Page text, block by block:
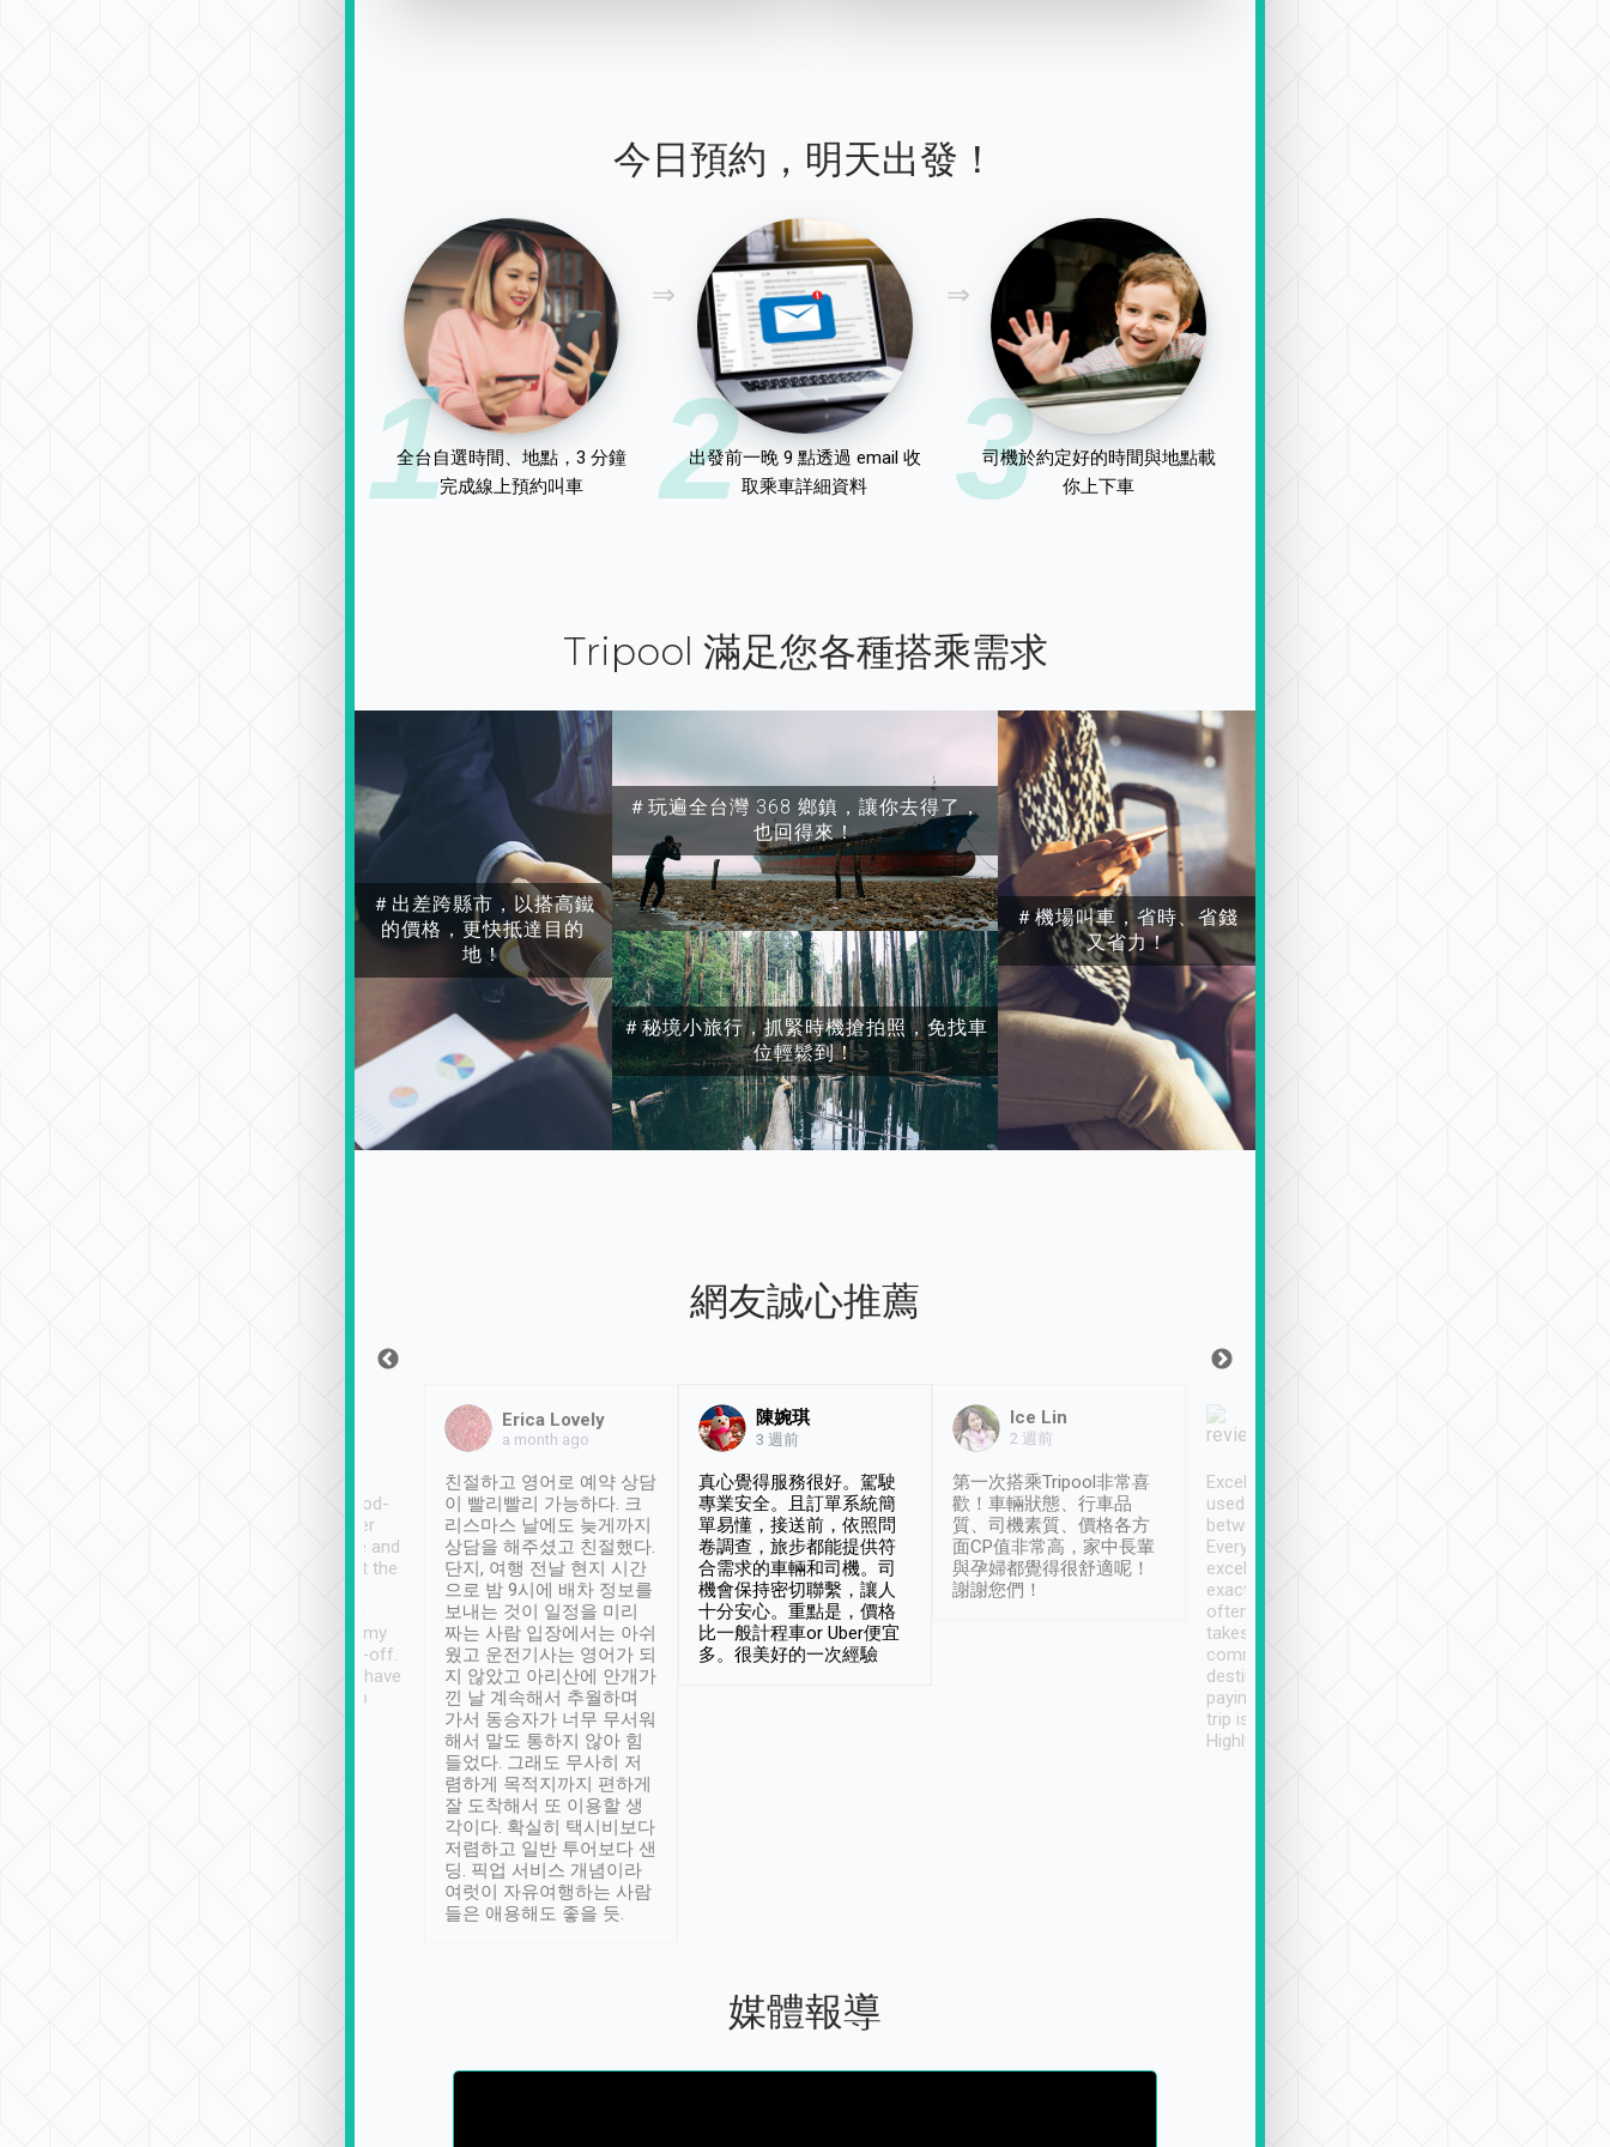
今日預約，明天出發！
1
全台自選時間、地點，3 分鐘
完成線上預約叫車
2
出發前一晚 9 點透過 email 收
取乘車詳細資料
3
司機於約定好的時間與地點載
你上下車
Tripool 滿足您各種搭乘需求
＃出差跨縣市，以搭高鐵
的價格，更快抵達目的
地！
＃玩遍全台灣 368 鄉鎮，讓你去得了，
也回得來！
＃秘境小旅行，抓緊時機搶拍照，免找車
位輕鬆到！
＃機場叫車，省時、省錢
又省力！
網友誠心推薦
service, vehicles in good-
condition and the driver
service was awesome and
thoughtful. Driver went the
have safely arrived at my
destination after drop-off.
Definitely something I have
not seen elsewhere 👍
Erica Lovely
a month ago
친절하고 영어로 예약 상담
이 빨리빨리 가능하다. 크
리스마스 날에도 늦게까지
상담을 해주셨고 친절했다.
단지, 여행 전날 현지 시간
으로 밤 9시에 배차 정보를
보내는 것이 일정을 미리
짜는 사람 입장에서는 아쉬
웠고 운전기사는 영어가 되
지 않았고 아리산에 안개가
낀 날 계속해서 추월하며
가서 동승자가 너무 무서워
해서 말도 통하지 않아 힘
들었다. 그래도 무사히 저
렴하게 목적지까지 편하게
잘 도착해서 또 이용할 생
각이다. 확실히 택시비보다
저렴하고 일반 투어보다 샌
딩. 픽업 서비스 개념이라
여럿이 자유여행하는 사람
들은 애용해도 좋을 듯.
陳婉琪
3 週前
真心覺得服務很好。駕駛
專業安全。且訂單系統簡
單易懂，接送前，依照問
卷調查，旅步都能提供符
合需求的車輛和司機。司
機會保持密切聯繫，讓人
十分安心。重點是，價格
比一般計程車or Uber便宜
多。很美好的一次經驗
Ice Lin
2 週前
第一次搭乘Tripool非常喜
歡！車輛狀態、行車品
質、司機素質、價格各方
面CP值非常高，家中長輩
與孕婦都覺得很舒適呢！
謝謝您們！
Excellent service. We have
used Tripool to travel
between cities in Taiwan.
Every driver has been
excellent and arrives
exactly on time. As there is
often limited English it
takes the difficulty out of
communicating the
destination details and
paying online prior to the
trip is very convenient.
Highly recommended
媒體報導